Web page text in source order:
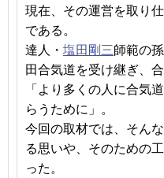
現在、その運営を取り
である。
達人・ 塩田剛三師範の
田合気道を受け継ぎ、
「より多くの人に合気
らうために」。
今回の取材では、そん
る思いや、そのための
った。